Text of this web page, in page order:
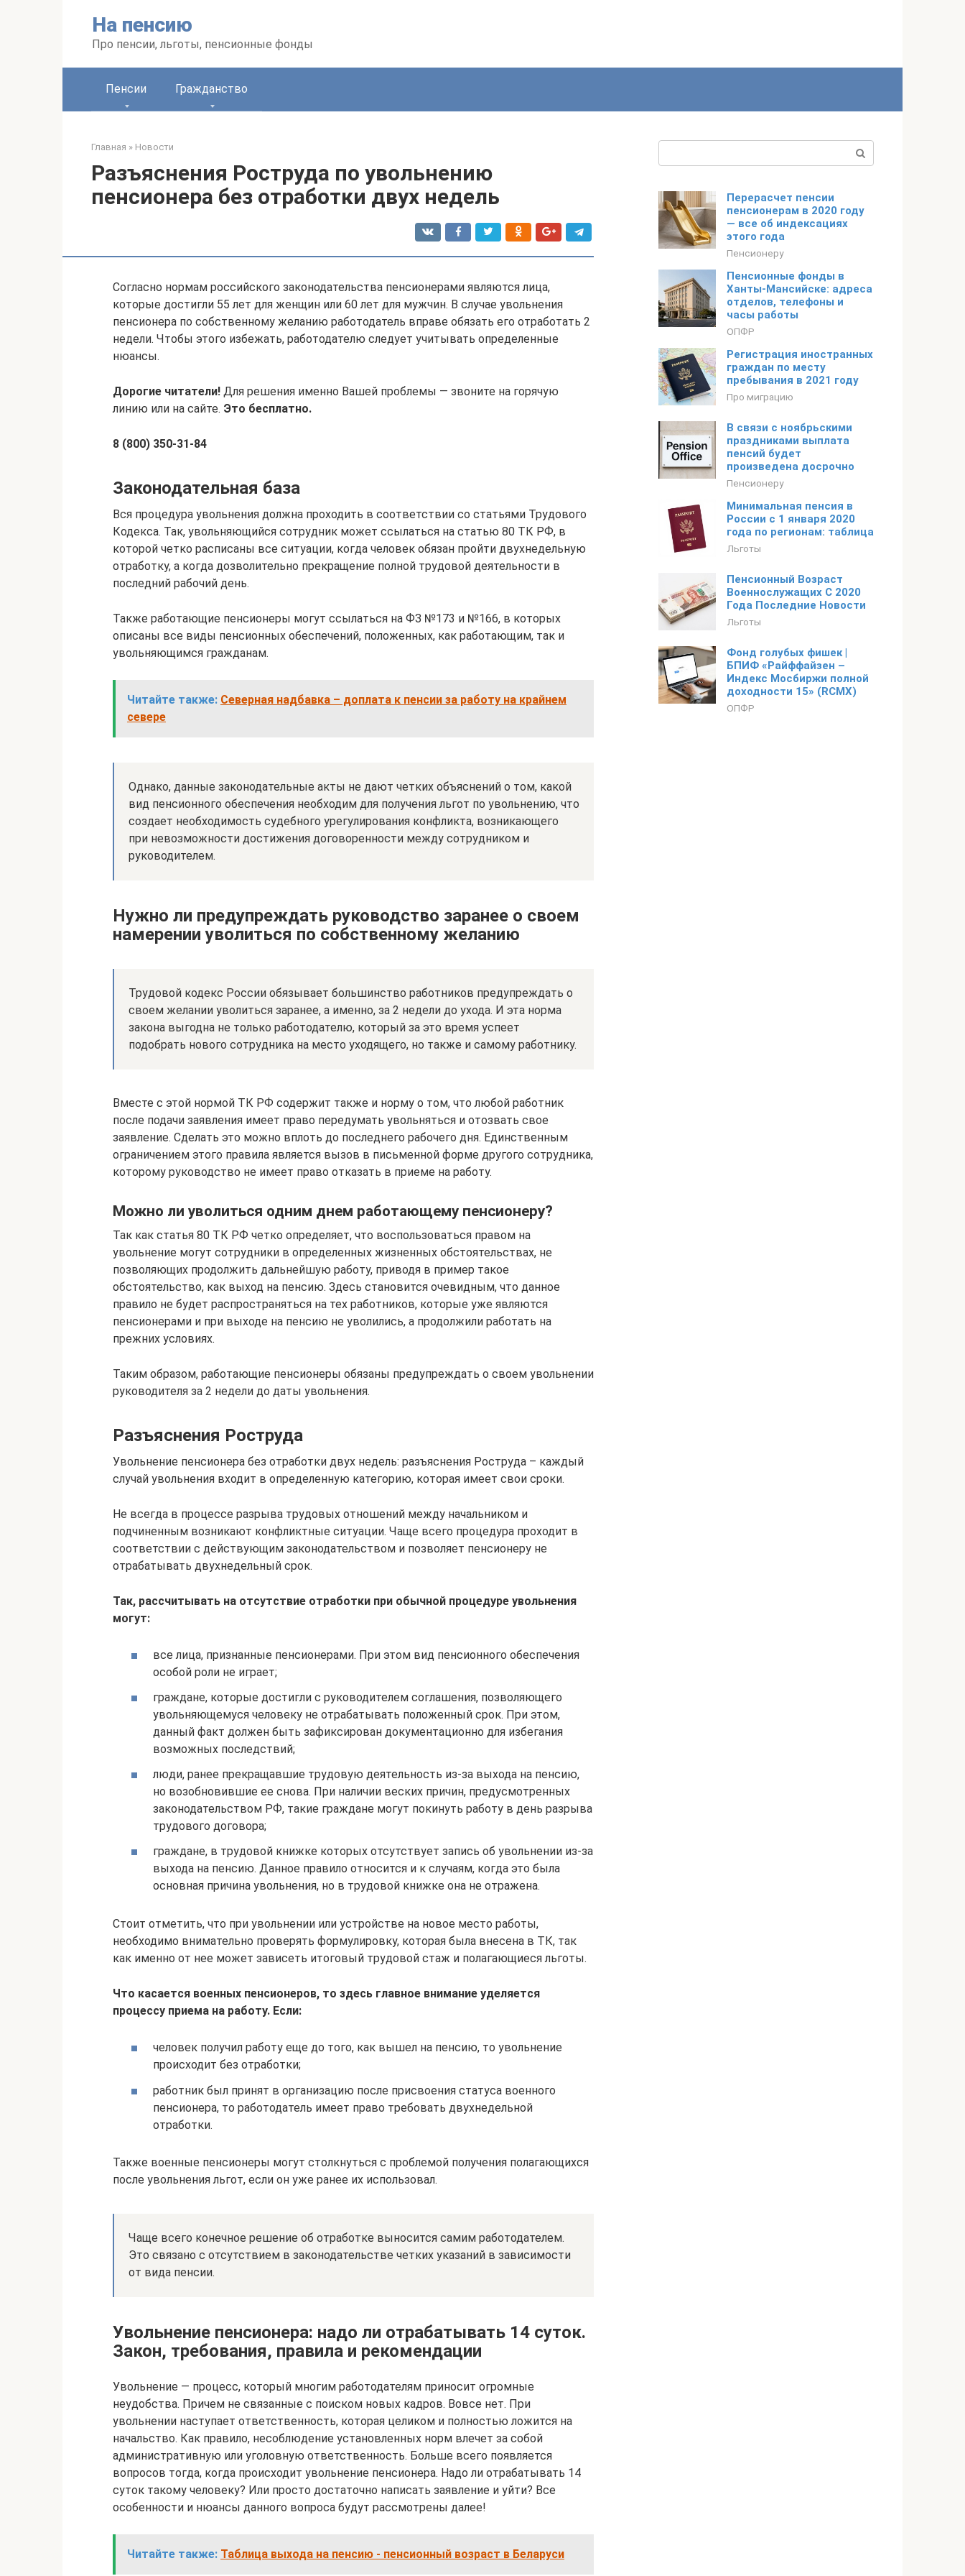
На пенсию
Про пенсии, льготы, пенсионные фонды
Пенсии Гражданство
Главная » Новости
Разъяснения Роструда по увольнению
пенсионера без отработки двух недель
Согласно нормам российского законодательства пенсионерами являются лица,
которые достигли 55 лет для женщин или 60 лет для мужчин. В случае увольнения
пенсионера по собственному желанию работодатель вправе обязать его отработать 2
недели. Чтобы этого избежать, работодателю следует учитывать определенные
нюансы.
Дорогие читатели! Для решения именно Вашей проблемы — звоните на горячую
линию или на сайте. Это бесплатно.
8 (800) 350-31-84
Законодательная база
Вся процедура увольнения должна проходить в соответствии со статьями Трудового
Кодекса. Так, увольняющийся сотрудник может ссылаться на статью 80 ТК РФ, в
которой четко расписаны все ситуации, когда человек обязан пройти двухнедельную
отработку, а когда дозволительно прекращение полной трудовой деятельности в
последний рабочий день.
Также работающие пенсионеры могут ссылаться на ФЗ №173 и №166, в которых
описаны все виды пенсионных обеспечений, положенных, как работающим, так и
увольняющимся гражданам.
Читайте также: Северная надбавка – доплата к пенсии за работу на крайнем
севере
Однако, данные законодательные акты не дают четких объяснений о том, какой
вид пенсионного обеспечения необходим для получения льгот по увольнению, что
создает необходимость судебного урегулирования конфликта, возникающего
при невозможности достижения договоренности между сотрудником и
руководителем.
Нужно ли предупреждать руководство заранее о своем
намерении уволиться по собственному желанию
Трудовой кодекс России обязывает большинство работников предупреждать о
своем желании уволиться заранее, а именно, за 2 недели до ухода. И эта норма
закона выгодна не только работодателю, который за это время успеет
подобрать нового сотрудника на место уходящего, но также и самому работнику.
Вместе с этой нормой ТК РФ содержит также и норму о том, что любой работник
после подачи заявления имеет право передумать увольняться и отозвать свое
заявление. Сделать это можно вплоть до последнего рабочего дня. Единственным
ограничением этого правила является вызов в письменной форме другого сотрудника,
которому руководство не имеет право отказать в приеме на работу.
Можно ли уволиться одним днем работающему пенсионеру?
Так как статья 80 ТК РФ четко определяет, что воспользоваться правом на
увольнение могут сотрудники в определенных жизненных обстоятельствах, не
позволяющих продолжить дальнейшую работу, приводя в пример такое
обстоятельство, как выход на пенсию. Здесь становится очевидным, что данное
правило не будет распространяться на тех работников, которые уже являются
пенсионерами и при выходе на пенсию не уволились, а продолжили работать на
прежних условиях.
Таким образом, работающие пенсионеры обязаны предупреждать о своем увольнении
руководителя за 2 недели до даты увольнения.
Разъяснения Роструда
Увольнение пенсионера без отработки двух недель: разъяснения Роструда – каждый
случай увольнения входит в определенную категорию, которая имеет свои сроки.
Не всегда в процессе разрыва трудовых отношений между начальником и
подчиненным возникают конфликтные ситуации. Чаще всего процедура проходит в
соответствии с действующим законодательством и позволяет пенсионеру не
отрабатывать двухнедельный срок.
Так, рассчитывать на отсутствие отработки при обычной процедуре увольнения
могут:
все лица, признанные пенсионерами. При этом вид пенсионного обеспечения
особой роли не играет;
граждане, которые достигли с руководителем соглашения, позволяющего
увольняющемуся человеку не отрабатывать положенный срок. При этом,
данный факт должен быть зафиксирован документационно для избегания
возможных последствий;
люди, ранее прекращавшие трудовую деятельность из-за выхода на пенсию,
но возобновившие ее снова. При наличии веских причин, предусмотренных
законодательством РФ, такие граждане могут покинуть работу в день разрыва
трудового договора;
граждане, в трудовой книжке которых отсутствует запись об увольнении из-за
выхода на пенсию. Данное правило относится и к случаям, когда это была
основная причина увольнения, но в трудовой книжке она не отражена.
Стоит отметить, что при увольнении или устройстве на новое место работы,
необходимо внимательно проверять формулировку, которая была внесена в ТК, так
как именно от нее может зависеть итоговый трудовой стаж и полагающиеся льготы.
Что касается военных пенсионеров, то здесь главное внимание уделяется
процессу приема на работу. Если:
человек получил работу еще до того, как вышел на пенсию, то увольнение
происходит без отработки;
работник был принят в организацию после присвоения статуса военного
пенсионера, то работодатель имеет право требовать двухнедельной
отработки.
Также военные пенсионеры могут столкнуться с проблемой получения полагающихся
после увольнения льгот, если он уже ранее их использовал.
Чаще всего конечное решение об отработке выносится самим работодателем.
Это связано с отсутствием в законодательстве четких указаний в зависимости
от вида пенсии.
Увольнение пенсионера: надо ли отрабатывать 14 суток.
Закон, требования, правила и рекомендации
Увольнение — процесс, который многим работодателям приносит огромные
неудобства. Причем не связанные с поиском новых кадров. Вовсе нет. При
увольнении наступает ответственность, которая целиком и полностью ложится на
начальство. Как правило, несоблюдение установленных норм влечет за собой
административную или уголовную ответственность. Больше всего появляется
вопросов тогда, когда происходит увольнение пенсионера. Надо ли отрабатывать 14
суток такому человеку? Или просто достаточно написать заявление и уйти? Все
особенности и нюансы данного вопроса будут рассмотрены далее!
Читайте также: Таблица выхода на пенсию - пенсионный возраст в Беларуси
Перерасчет пенсии
пенсионерам в 2020 году
— все об индексациях
этого года
Пенсионеру
Пенсионные фонды в
Ханты-Мансийске: адреса
отделов, телефоны и
часы работы
ОПФР
Регистрация иностранных
граждан по месту
пребывания в 2021 году
Про миграцию
В связи с ноябрьскими
праздниками выплата
пенсий будет
произведена досрочно
Пенсионеру
Минимальная пенсия в
России с 1 января 2020
года по регионам: таблица
Льготы
Пенсионный Возраст
Военнослужащих С 2020
Года Последние Новости
Льготы
Фонд голубых фишек |
БПИФ «Райффайзен –
Индекс Мосбиржи полной
доходности 15» (RCMX)
ОПФР